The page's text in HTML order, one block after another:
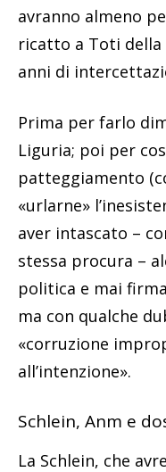
avranno almeno
ricatto a Toti della
anni di
Prima per farlo
Liguria; poi per
patteggiamento
«urlarne»
aver intascato –
stessa procura –
politica e mai
ma con qualche
«corruzione
all’intenzione».
Schlein, Anm e
La Schlein, che